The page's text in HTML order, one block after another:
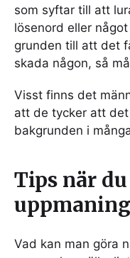
som syftar till att
lösenord eller
grunden till att det
skada någon, så
Visst finns det
att de tycker att
bakgrunden i
Tips när
Vad kan man göra